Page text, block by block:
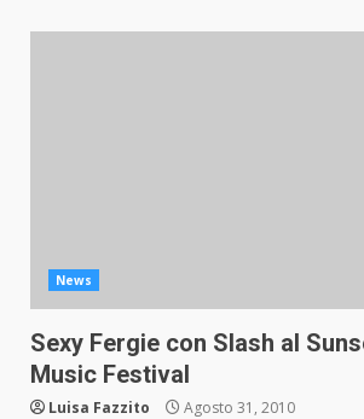
News
Sexy Fergie con Slash al
Music Festival
Luisa Fazzito Agosto 31, 2010